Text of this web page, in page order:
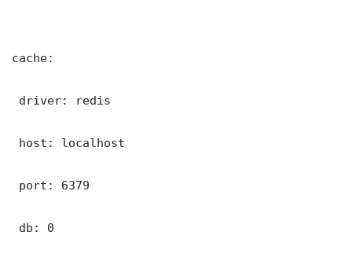
cache:
driver: redis
host: localhost
port: 6379
db: 0